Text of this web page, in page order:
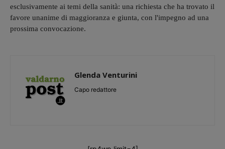
esclusivamente ai temi della sanità: una richiesta che ha trovato il
favore unanime di maggioranza e giunta, con l'impegno ad una
prossima convocazione.
Glenda Venturini
Capo redattore